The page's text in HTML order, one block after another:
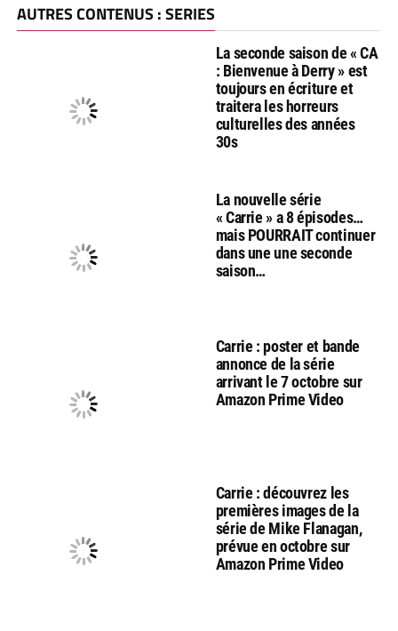
AUTRES CONTENUS : SERIES
La seconde saison de « CA
: Bienvenue à Derry » est
toujours en écriture et
traitera les horreurs
culturelles des années
30s
La nouvelle série
« Carrie » a 8 épisodes…
mais POURRAIT continuer
dans une une seconde
saison…
Carrie : poster et bande
annonce de la série
arrivant le 7 octobre sur
Amazon Prime Video
Carrie : découvrez les
premières images de la
série de Mike Flanagan,
prévue en octobre sur
Amazon Prime Video